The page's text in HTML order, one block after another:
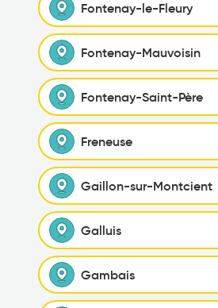
Fontenay-le-Fleury
Fontenay-Mauvoisin
Fontenay-Saint-Père
Freneuse
Gaillon-sur-Montcient
Galluis
Gambais